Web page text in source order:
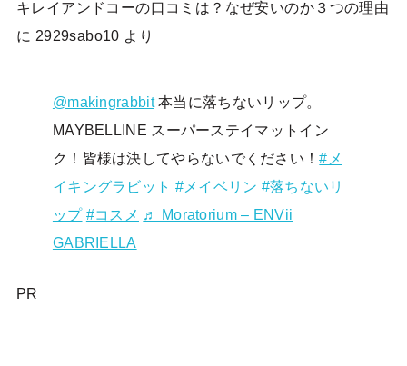
キレイアンドコーの口コミは？なぜ安いのか３つの理由
に 2929sabo10 より
@makingrabbit本当に落ちないリップ。
MAYBELLINE スーパーステイマットイン
ク！皆様は決してやらないでください！#メ
イキングラビット #メイベリン #落ちないリ
ップ #コスメ ♬ Moratorium – ENVii
GABRIELLA
PR